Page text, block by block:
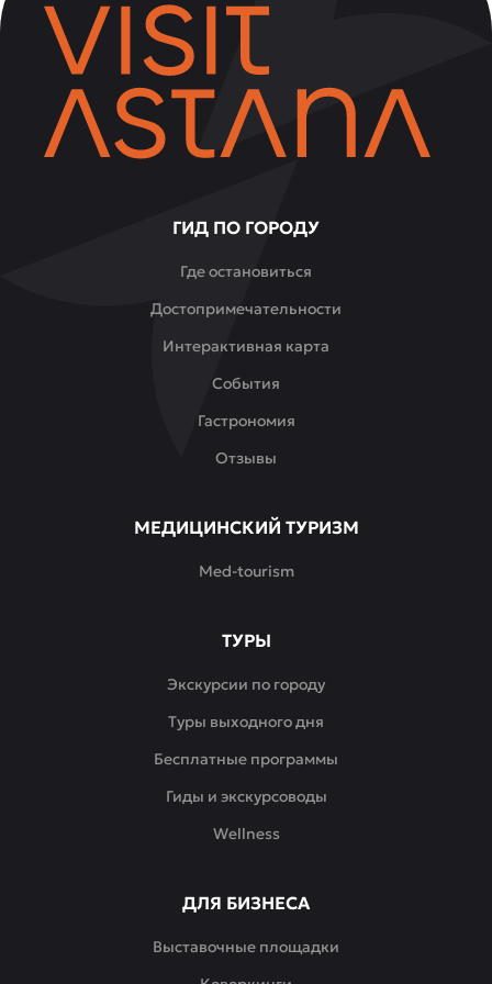
ГИД ПО ГОРОДУ
Где остановиться
Достопримечательности
Интерактивная карта
События
Гастрономия
Отзывы
МЕДИЦИНСКИЙ ТУРИЗМ
Med-tourism
ТУРЫ
Экскурсии по городу
Туры выходного дня
Бесплатные программы
Гиды и экскурсоводы
Wellness
ДЛЯ БИЗНЕСА
Выставочные площадки